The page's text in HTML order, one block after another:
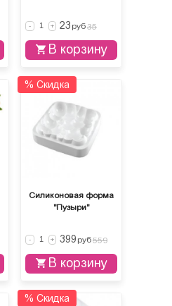
- + 23руб35
В корзину
% Скидка
Силиконовая форма
"Пузыри"
- + 399руб559
В корзину
% Скидка